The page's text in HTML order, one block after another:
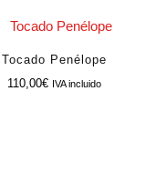
Tocado Penélope
110,00€ IVA incluido